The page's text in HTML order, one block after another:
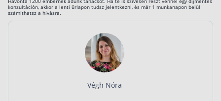
konzultáción, akkor a lenti űrlapon tudsz jelentkezni, és már 1 munkanapon belül
számíthatsz a hívásra.
Végh Nóra